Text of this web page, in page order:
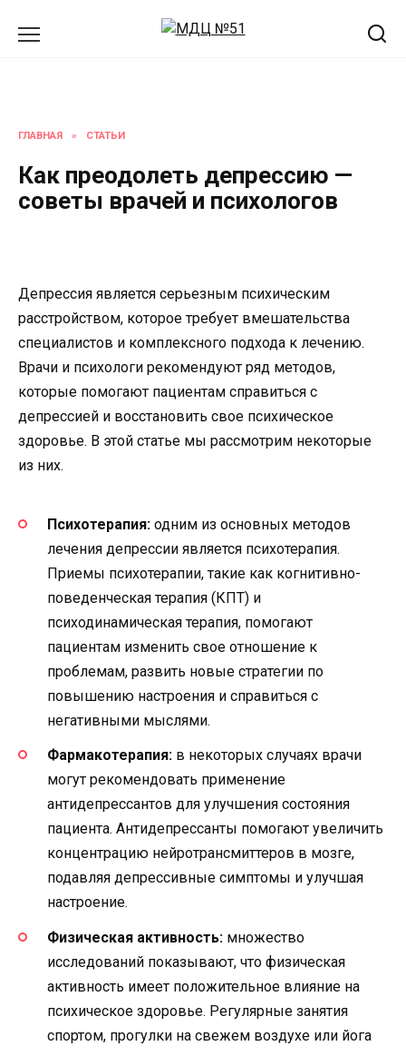
ГЛАВНАЯ » СТАТЬИ
Как преодолеть депрессию —
советы врачей и психологов
Депрессия является серьезным психическим
расстройством, которое требует вмешательства
специалистов и комплексного подхода к лечению.
Врачи и психологи рекомендуют ряд методов,
которые помогают пациентам справиться с
депрессией и восстановить свое психическое
здоровье. В этой статье мы рассмотрим некоторые
из них.
Психотерапия: одним из основных методов
лечения депрессии является психотерапия.
Приемы психотерапии, такие как когнитивно-
поведенческая терапия (КПТ) и
психодинамическая терапия, помогают
пациентам изменить свое отношение к
проблемам, развить новые стратегии по
повышению настроения и справиться с
негативными мыслями.
Фармакотерапия: в некоторых случаях врачи
могут рекомендовать применение
антидепрессантов для улучшения состояния
пациента. Антидепрессанты помогают увеличить
концентрацию нейротрансмиттеров в мозге,
подавляя депрессивные симптомы и улучшая
настроение.
Физическая активность: множество
исследований показывают, что физическая
активность имеет положительное влияние на
психическое здоровье. Регулярные занятия
спортом, прогулки на свежем воздухе или йога